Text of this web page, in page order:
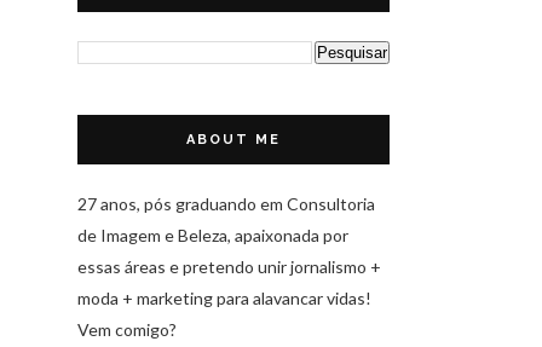
ABOUT ME
27 anos, pós graduando em Consultoria
de Imagem e Beleza, apaixonada por
essas áreas e pretendo unir jornalismo +
moda + marketing para alavancar vidas!
Vem comigo?